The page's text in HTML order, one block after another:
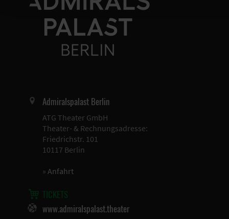
Admiralspalast Berlin
ATG Theater GmbH
Theater- & Rechnungsadresse:
Friedrichstr. 101
10117 Berlin
» Anfahrt
TICKETS
www.admiralspalast.theater